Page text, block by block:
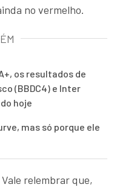
no vermelho.
os resultados de
(BBDC4) e Inter
hoje
mas só porque ele
relembrar que,